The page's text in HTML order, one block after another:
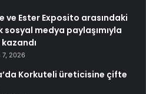
ve Ester Exposito arasındaki
sosyal medya paylaşımıyla
7, 2026
Korkuteli üreticisine çifte